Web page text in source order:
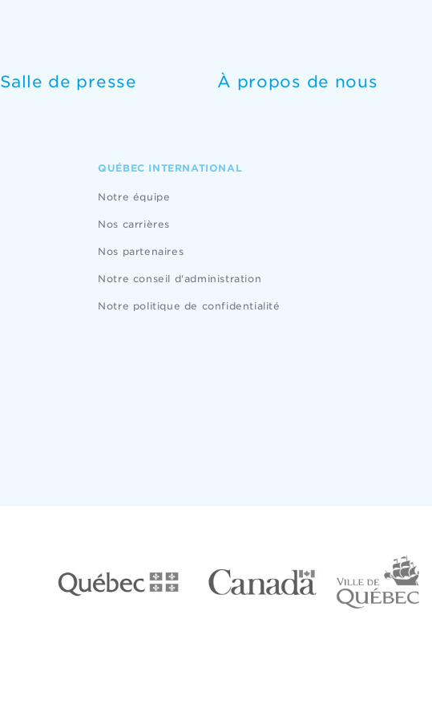
Salle de presse À propos de nous
QUÉBEC INTERNATIONAL
Notre équipe
Nos carrières
Nos partenaires
Notre conseil d'administration
Notre politique de confidentialité